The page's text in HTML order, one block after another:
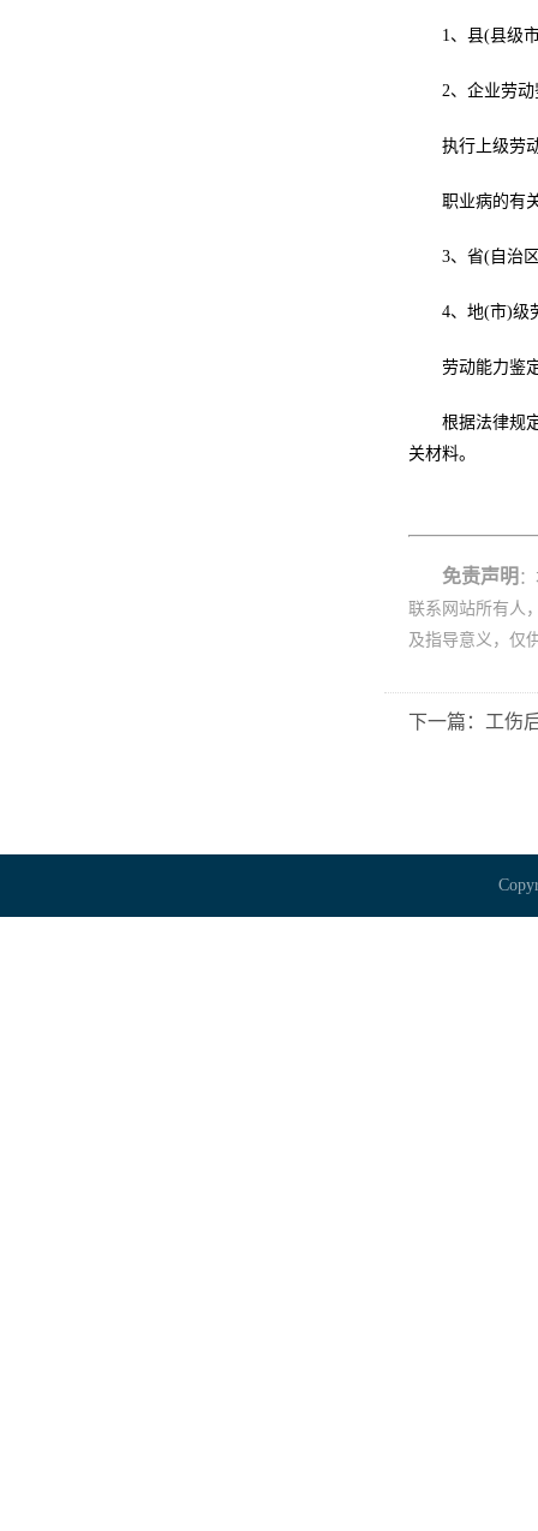
1、县(县级
2、企业劳
执行上级劳
职业病的有
3、省(自治
4、地(市)级
劳动能力鉴
根据法律规
关材料。
免责声明
联系网站所有人
及指导意义，仅
下一篇：工伤